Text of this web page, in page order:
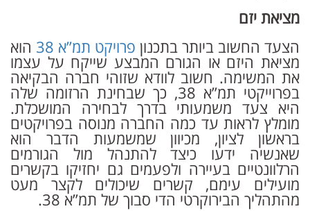
מציאת יזם
הצעד החשוב ביותר בתכנון פרויקט תמ”א 38 הוא
מציאת היזם או הגורם המבצע שייקח על עצמו
את המשימה. חשוב לוודא שזוהי חברה הבקיאה
בפרוייקטי תמ”א 38, כך שבחינת הרזומה שלה
היא צעד משמעותי בדרך לבחירה המושכלת.
מומלץ לראות עד כמה החברה מנוסה בפרויקטים
בראשון לציון, מכיוון שמשמעות הדבר הוא
שאנשיה ידעו כיצד להתנהל מול הגורמים
הרלוונטיים בעיירה ולפעמים גם יחזיקו בקשרים
מועילים עימם, קשרים שיכולים לקצר מעט
מהתהליך הבירוקרטי הדי סבוך של תמ”א 38.